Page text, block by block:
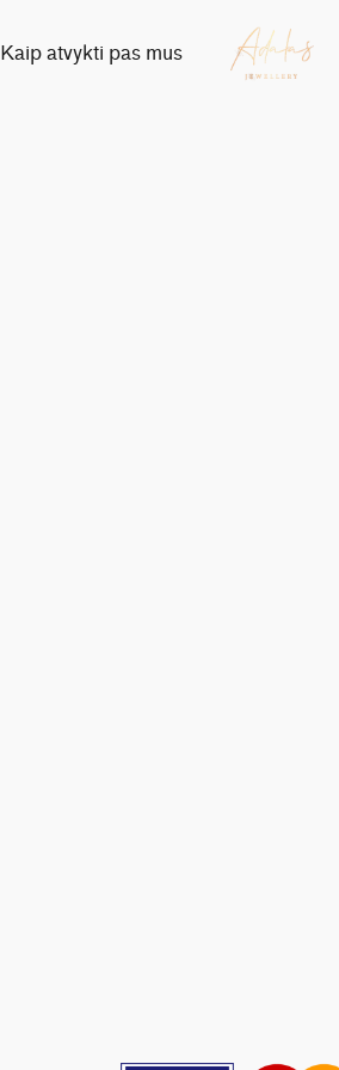
Kaip atvykti pas mus